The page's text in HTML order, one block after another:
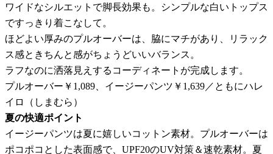
ワイドなシルエットで脚長効果も。シンプルな白いトップス
ですっきり着こなして。
ほどよい厚みのプルオーバーは、脇にマチがあり、リラック
ス感ときちんと感がちょうどいいバランス。
ラフなのに洒落見えするコーディネートが完成します。
プルオーバー￥1,089、イージーパンツ￥1,639／ともにハレ
イロ（しまむら）
夏の快適ポイント
イージーパンツは夏に嬉しいコットン素材。プルオーバーは
ポコポコとした表面感で、UPF20のUV対策＆速乾素材。夏